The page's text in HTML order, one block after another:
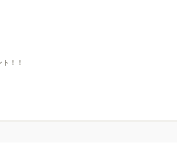
！！